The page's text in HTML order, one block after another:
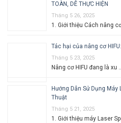
TOÀN, DỄ THỰC HIỆN
Tháng 5 26, 2025
1. Giới thiệu Cách nâng
Tác hại của nâng cơ
Tháng 5 23, 2025
Nâng cơ HIFU đang là xu
Hướng Dẫn Sử Dụng
Thuật
Tháng 5 21, 2025
1. Giới thiệu máy Laser